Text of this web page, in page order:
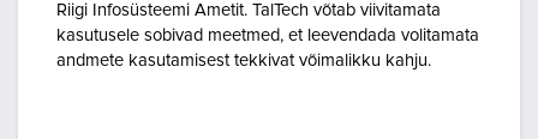
Riigi Infosüsteemi Ametit. TalTech võtab viivitamata
kasutusele sobivad meetmed, et leevendada volitamata
andmete kasutamisest tekkivat võimalikku kahju.